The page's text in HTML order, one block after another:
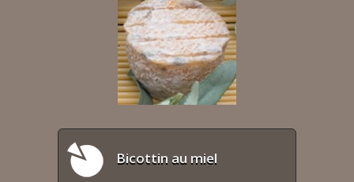
Bicottin au miel